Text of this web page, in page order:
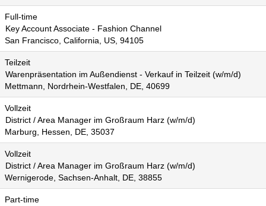
Full-time
Key Account Associate - Fashion Channel
San Francisco, California, US, 94105
Teilzeit
Warenpräsentation im Außendienst - Verkauf in Teilzeit (w/m/d)
Mettmann, Nordrhein-Westfalen, DE, 40699
Vollzeit
District / Area Manager im Großraum Harz (w/m/d)
Marburg, Hessen, DE, 35037
Vollzeit
District / Area Manager im Großraum Harz (w/m/d)
Wernigerode, Sachsen-Anhalt, DE, 38855
Part-time